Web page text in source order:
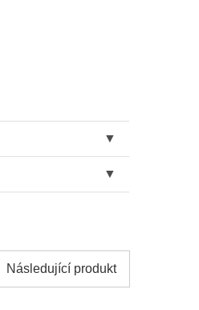
Následující produkt